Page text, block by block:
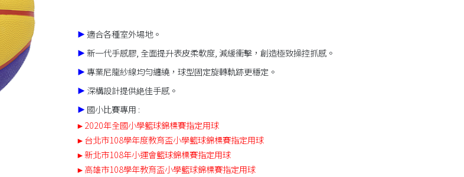
►適合各種室外場地。
►新一代手感膠, 全面提升表皮柔軟度, 減緩衝擊，創造極致操控抓感。
►專業尼龍紗線均勻纏繞，球型固定旋轉軌跡更穩定。
► 深構設計提供絶佳手感。
► 國小比賽專用 :
►2020年全國小學籃球錦標賽指定用球
►台北市108學年度教育盃小學籃球錦標賽指定用球
►新北市108年小運會籃球錦標賽指定用球
►高雄市108學年教育盃小學籃球錦標賽指定用球